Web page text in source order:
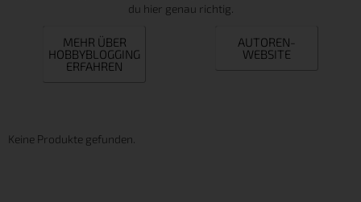
du hier genau richtig.
MEHR ÜBER
HOBBYBLOGGING
ERFAHREN
AUTOREN-
WEBSITE
Keine Produkte gefunden.